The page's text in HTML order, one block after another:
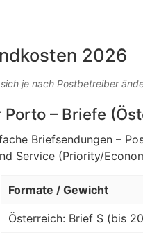
2026
je nach Postbetreiber
Porto – Briefe
Briefsendungen –
Service (Priority/
Formate / Gewicht
Österreich: Brief S (bis